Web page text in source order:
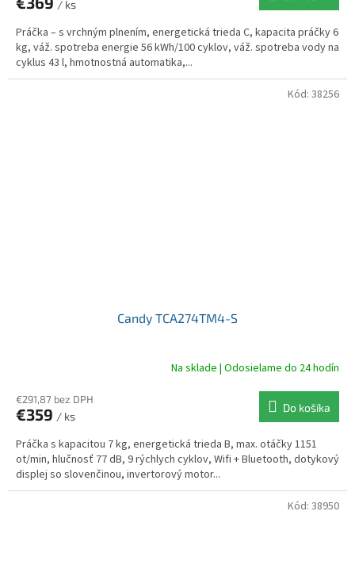
/ ks
Práčka – s vrchným plnením, energetická trieda C, kapacita práčky 6
kg, váž. spotreba energie 56 kWh/100 cyklov, váž. spotreba vody na
cyklus 43 l, hmotnostná automatika,...
Candy TCA274TM4-S
Na sklade | Odosielame do 24 hodín
€291,87 bez DPH
€359 / ks
Do košíka
Práčka s kapacitou 7 kg, energetická trieda B, max. otáčky 1151
ot/min, hlučnosť 77 dB, 9 rýchlych cyklov, Wifi + Bluetooth, dotykový
displej so slovenčinou, invertorový motor...
Kód: 38256
Kód: 38950